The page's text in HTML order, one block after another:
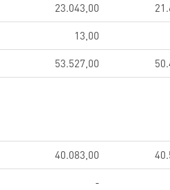
23.043,00
13,00
53.527,00
40.083,00
-